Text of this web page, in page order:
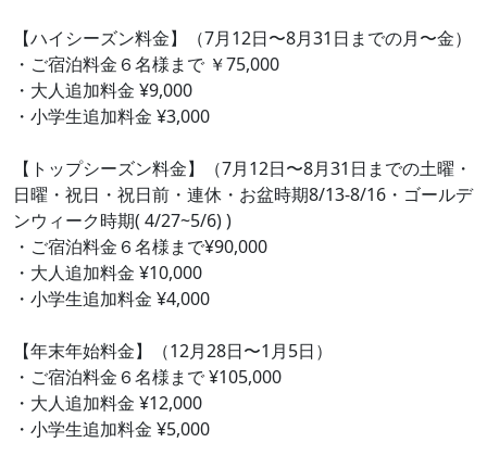
【ハイシーズン料金】（7月12日〜8月31日までの月〜金）
・ご宿泊料金６名様まで ￥75,000
・大人追加料金 ¥9,000
・小学生追加料金 ¥3,000
【トップシーズン料金】（7月12日〜8月31日までの土曜・
日曜・祝日・祝日前・連休・お盆時期8/13-8/16・ゴールデ
ンウィーク時期( 4/27~5/6) )
・ご宿泊料金６名様まで¥90,000
・大人追加料金 ¥10,000
・小学生追加料金 ¥4,000
【年末年始料金】（12月28日〜1月5日）
・ご宿泊料金６名様まで ¥105,000
・大人追加料金 ¥12,000
・小学生追加料金 ¥5,000